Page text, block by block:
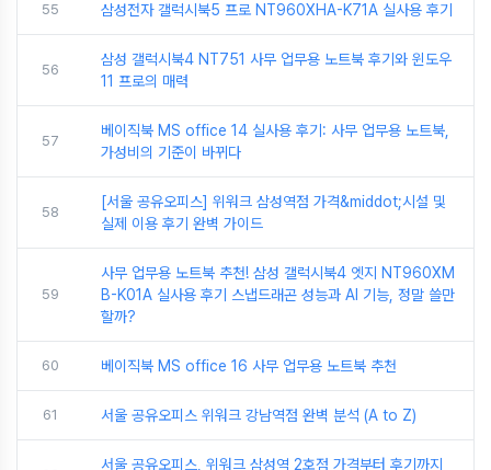
55 삼성전자 갤럭시북5 프로 NT960XHA-K71A 실사용 후기
56
삼성 갤럭시북4 NT751 사무 업무용 노트북 후기와 윈도우
11 프로의 매력
57
베이직북 MS office 14 실사용 후기: 사무 업무용 노트북,
가성비의 기준이 바뀌다
58
[서울 공유오피스] 위워크 삼성역점 가격&middot;시설 및
실제 이용 후기 완벽 가이드
59
사무 업무용 노트북 추천! 삼성 갤럭시북4 엣지 NT960XM
B-K01A 실사용 후기 스냅드래곤 성능과 AI 기능, 정말 쓸만
할까?
60 베이직북 MS office 16 사무 업무용 노트북 추천
61 서울 공유오피스 위워크 강남역점 완벽 분석 (A to Z)
서울 공유오피스, 위워크 삼성역 2호점 가격부터 후기까지